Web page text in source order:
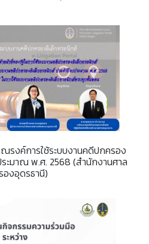
ณรงค์การใช้ระบบงานคดีปกครอง
ะมาณ พ.ศ. 2568 (สำนักงานศาล
งอุดรธานี)